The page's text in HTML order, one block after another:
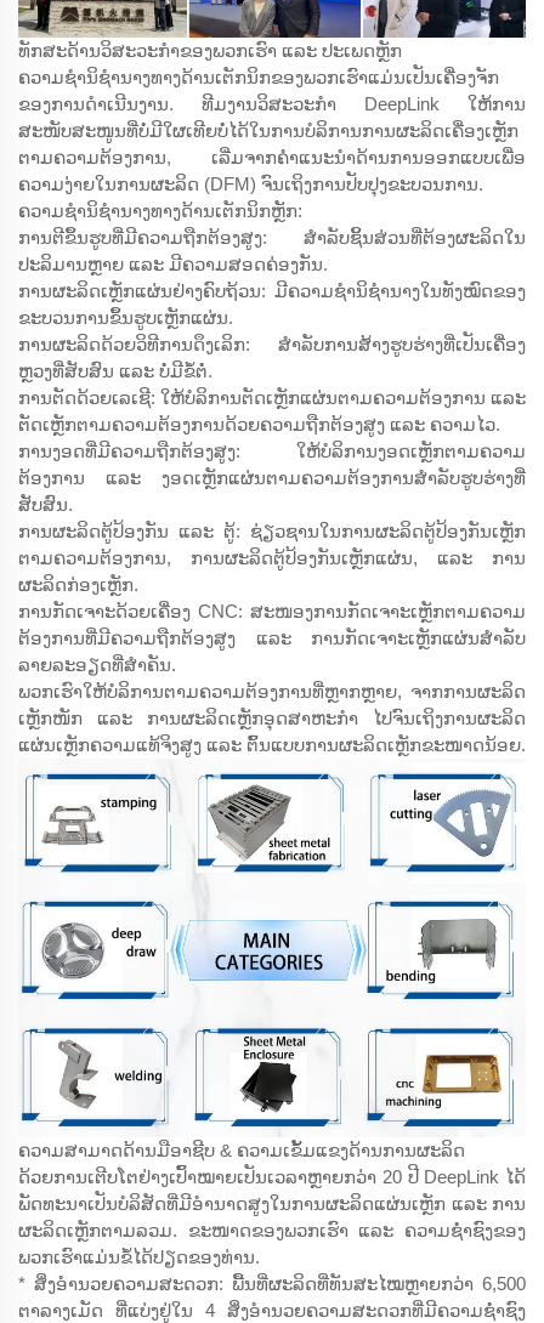
ທັກສະດ້ານວິສະວະກຳຂອງພວກເຮົາ ແລະ ປະເພດຫຼັກ
ຄວາມຊຳນິຊຳນາງທາງດ້ານເຕັກນິກຂອງພວກເຮົາແມ່ນເປັນເຄື່ອງຈັກ
ຂອງການດຳເນີນງານ. ທີມງານວິສະວະກຳ DeepLink ໃຫ້ການ
ສະໜັບສະໜູນທີ່ບໍ່ມີໃຜເທີຍບໍ່ໄດ້ໃນການບໍລິການການຜະລິດເຄື່ອງເຫຼັກ
ຕາມຄວາມຕ້ອງການ, ເລີ່ມຈາກຄຳແນະນຳດ້ານການອອກແບບເພື່ອ
ຄວາມງ່າຍໃນການຜະລິດ (DFM) ຈົນເຖິງການປັບປຸງຂະບວນການ.
ຄວາມຊຳນິຊຳນາງທາງດ້ານເຕັກນິກຫຼັກ:
ການຕີຂຶ້ນຮູບທີ່ມີຄວາມຖືກຕ້ອງສູງ: ສຳລັບຊິ້ນສ່ວນທີ່ຕ້ອງຜະລິດໃນ
ປະລິມານຫຼາຍ ແລະ ມີຄວາມສອດຄ່ອງກັນ.
ການຜະລິດເຫຼັກແຜ່ນຢ່າງຄົບຖ້ວນ: ມີຄວາມຊຳນິຊຳນາງໃນທັງໝົດຂອງ
ຂະບວນການຂຶ້ນຮູບເຫຼັກແຜ່ນ.
ການຜະລິດດ້ວຍວິທີການດຶງເລິກ: ສຳລັບການສ້າງຮູບຮ່າງທີ່ເປັນເຄື່ອງ
ຫຼວງທີ່ສັບສົນ ແລະ ບໍ່ມີຂໍ້ຕໍ່.
ການຕັດດ້ວຍເລເຊີ: ໃຫ້ບໍລິການຕັດເຫຼັກແຜ່ນຕາມຄວາມຕ້ອງການ ແລະ
ຕັດເຫຼັກຕາມຄວາມຕ້ອງການດ້ວຍຄວາມຖືກຕ້ອງສູງ ແລະ ຄວາມໄວ.
ການງອດທີ່ມີຄວາມຖືກຕ້ອງສູງ: ໃຫ້ບໍລິການງອດເຫຼັກຕາມຄວາມ
ຕ້ອງການ ແລະ ງອດເຫຼັກແຜ່ນຕາມຄວາມຕ້ອງການສຳລັບຮູບຮ່າງທີ່
ສັບສົນ.
ການຜະລິດຕູ້ປ້ອງກັນ ແລະ ຕູ້: ຊ່ຽວຊານໃນການຜະລິດຕູ້ປ້ອງກັນເຫຼັກ
ຕາມຄວາມຕ້ອງການ, ການຜະລິດຕູ້ປ້ອງກັນເຫຼັກແຜ່ນ, ແລະ ການ
ຜະລິດກ່ອງເຫຼັກ.
ການກັດເຈາະດ້ວຍເຄື່ອງ CNC: ສະໜອງການກັດເຈາະເຫຼັກຕາມຄວາມ
ຕ້ອງການທີ່ມີຄວາມຖືກຕ້ອງສູງ ແລະ ການກັດເຈາະເຫຼັກແຜ່ນສຳລັບ
ລາຍລະອຽດທີ່ສຳຄັນ.
ພວກເຮົາໃຫ້ບໍລິການຕາມຄວາມຕ້ອງການທີ່ຫຼາກຫຼາຍ, ຈາກການຜະລິດ
ເຫຼັກໜັກ ແລະ ການຜະລິດເຫຼັກອຸດສາຫະກຳ ໄປຈົນເຖິງການຜະລິດ
ແຜ່ນເຫຼັກຄວາມແທ້ຈິງສູງ ແລະ ຕົ້ນແບບການຜະລິດເຫຼັກຂະໜາດນ້ອຍ.
ຄວາມສາມາດດ້ານມືອາຊີບ & ຄວາມເຂັ້ມແຂງດ້ານການຜະລິດ
ດ້ວຍການເຕີບໂຕຢ່າງເປົ້າໝາຍເປັນເວລາຫຼາຍກວ່າ 20 ປີ DeepLink ໄດ້
ພັດທະນາເປັນບໍລິສັດທີ່ມີອຳນາດສູງໃນການຜະລິດແຜ່ນເຫຼັກ ແລະ ການ
ຜະລິດເຫຼັກຕາມລວມ. ຂະໜາດຂອງພວກເຮົາ ແລະ ຄວາມຊ່ຳຊົງຂອງ
ພວກເຮົາແມ່ນຂໍ້ໄດ້ປຽດຂອງທ່ານ.
* ສິ່ງອຳນວຍຄວາມສະດວກ: ພື້ນທີ່ຜະລິດທີ່ທັນສະໄໝຫຼາຍກວ່າ 6,500
ຕາລາງເມັດ ທີ່ແບ່ງຢູ່ໃນ 4 ສິ່ງອຳນວຍຄວາມສະດວກທີ່ມີຄວາມຊ່ຳຊົງ